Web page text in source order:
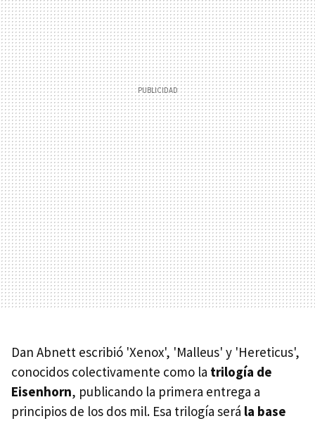
Dan Abnett escribió 'Xenox', 'Malleus' y 'Hereticus',
conocidos colectivamente como la trilogía de
Eisenhorn, publicando la primera entrega a
principios de los dos mil. Esa trilogía será la base